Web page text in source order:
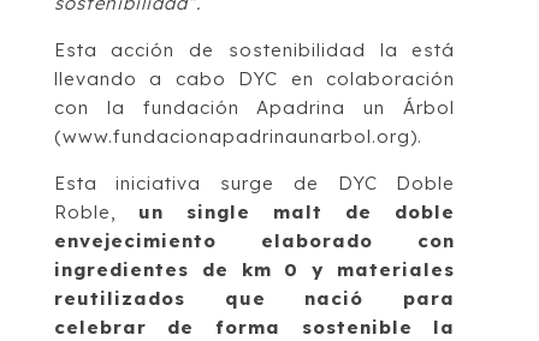
Esta acción de sostenibilidad la está
llevando a cabo DYC en colaboración
con la fundación Apadrina un Árbol
(www.fundacionapadrinaunarbol.org).
Esta iniciativa surge de DYC Doble
Roble, un single malt de doble
envejecimiento elaborado con
ingredientes de km 0 y materiales
reutilizados que nació para
celebrar de forma sostenible la